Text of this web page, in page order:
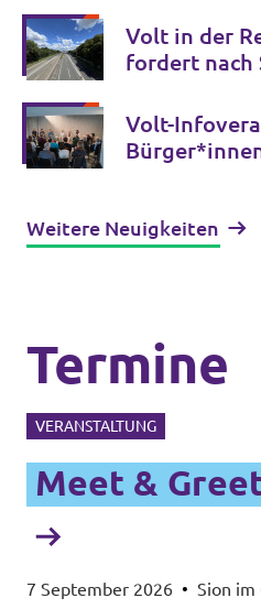
Seilbahn
Volt in der
fordert nach
Volt-
Weitere Neuigkeiten
Termine
VERANSTALTUNG
Meet &
7 September 2026 • Sion im